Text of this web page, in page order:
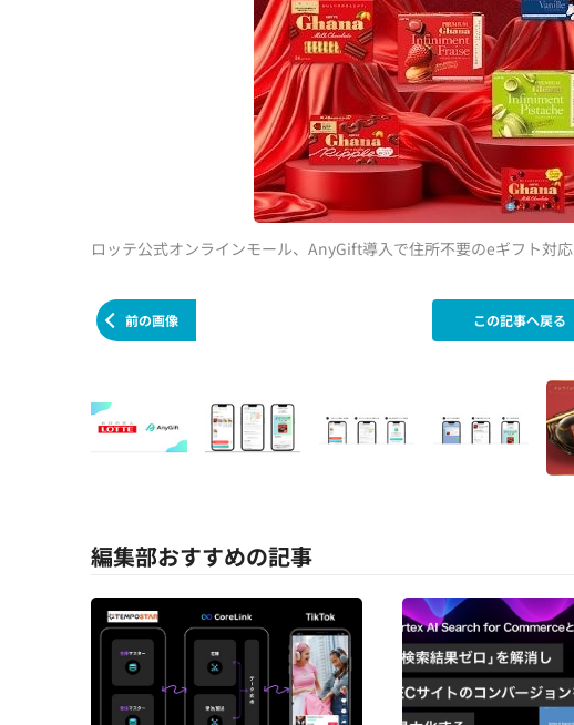
ロッテ公式オンラインモール、AnyGift導入で住所不要のeギフト対応
前の画像 この記事へ戻る
編集部おすすめの記事